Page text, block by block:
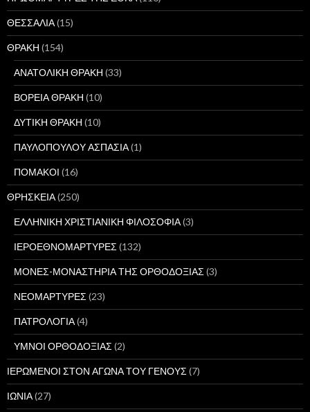
ΘΕΣΣΑΛΙΑ(15)
ΘΡΑΚΗ (154)
ΑΝΑΤΟΛΙΚΗ ΘΡΑΚΗ (33)
ΒΟΡΕΙΑ ΘΡΑΚΗ (10)
ΔΥΤΙΚΗ ΘΡΑΚΗ (10)
ΠΑΥΛΟΠΟΥΛΟΥ ΑΣΠΑΣΙΑ(1)
ΠΟΜΑΚΟΙ (16)
ΘΡΗΣΚΕΙΑ(250)
ΕΛΛΗΝΙΚΗ ΧΡΙΣΤΙΑΝΙΚΗ ΦΙΛΟΣΟΦΙΑ(3)
ΙΕΡΟΕΘΝΟΜΑΡΤΥΡΕΣ (132)
ΜΟΝΕΣ-ΜΟΝΑΣΤΗΡΙΑ ΤΗΣ ΟΡΘΟΔΟΞΙΑΣ (3)
ΝΕΟΜΑΡΤΥΡΕΣ (23)
ΠΑΤΡΟΛΟΓΙΑ(4)
ΥΜΝΟΙ ΟΡΘΟΔΟΞΙΑΣ (2)
ΙΕΡΩΜΕΝΟΙ ΣΤΟΝ ΑΓΩΝΑ ΤΟΥ ΓΕΝΟΥΣ (7)
ΙΩΝΙΑ(27)